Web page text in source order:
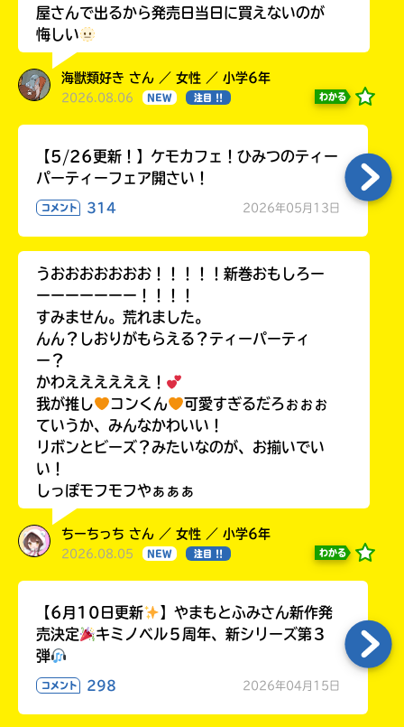
屋さんで出るから発売日当日に買えないのが
悔しい
海獣類好き さん ／ 女性 ／ 小学6年
2026.08.06 NEW 注目 !! わかる
【5/26更新！】ケモカフェ！ひみつのティー
パーティーフェア開さい！
コメント 314 2026年05月13日
うおおおおおおお！！！！！新巻おもしろー
ーーーーーーー！！！！
すみません。荒れました。
んん？しおりがもらえる？ティーパーティ
ー？
かわええええええ！
我が推し
コンくん
可愛すぎるだろぉぉぉ
ていうか、みんなかわいい！
リボンとビーズ？みたいなのが、お揃いでい
い！
しっぽモフモフやぁぁぁ
ちーちっち さん ／ 女性 ／ 小学6年
2026.08.05 NEW 注目 !! わかる
【6月10日更新
】やまもとふみさん新作発
売決定
キミノベル５周年、新シリーズ第３
弾
コメント 298 2026年04月15日